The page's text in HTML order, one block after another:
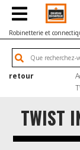
Robinetterie et
retour
TWIST